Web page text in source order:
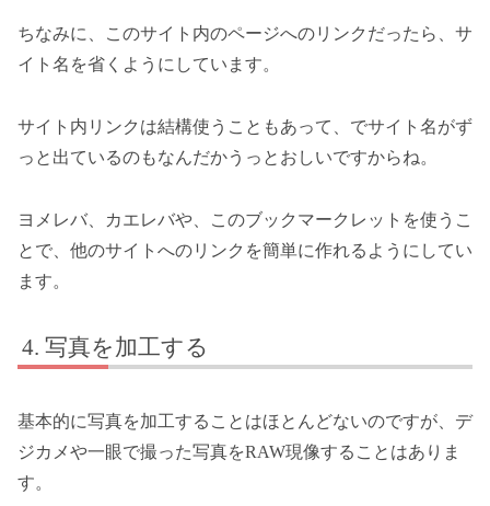
ちなみに、このサイト内のページへのリンクだったら、サ
イト名を省くようにしています。
サイト内リンクは結構使うこともあって、でサイト名がず
っと出ているのもなんだかうっとおしいですからね。
ヨメレバ、カエレバや、このブックマークレットを使うこ
とで、他のサイトへのリンクを簡単に作れるようにしてい
ます。
写真を加工する
基本的に写真を加工することはほとんどないのですが、デ
ジカメや一眼で撮った写真をRAW現像することはありま
す。